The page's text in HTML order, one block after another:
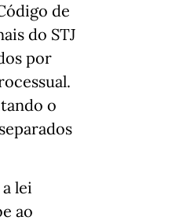
de
do STJ
por
o
lei
ao